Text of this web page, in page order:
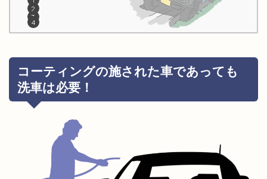
コーティングの施された車であっても
洗車は必要！